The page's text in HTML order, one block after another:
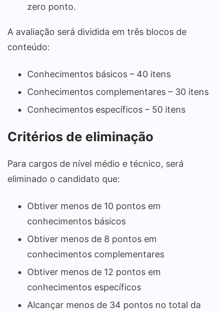
zero ponto.
A avaliação será dividida em três blocos de
conteúdo:
Conhecimentos básicos – 40 itens
Conhecimentos complementares – 30 itens
Conhecimentos específicos – 50 itens
Critérios de eliminação
Para cargos de nível médio e técnico, será
eliminado o candidato que:
Obtiver menos de 10 pontos em
conhecimentos básicos
Obtiver menos de 8 pontos em
conhecimentos complementares
Obtiver menos de 12 pontos em
conhecimentos específicos
Alcançar menos de 34 pontos no total da